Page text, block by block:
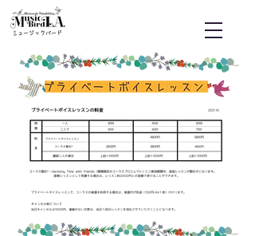
ミュージックバード